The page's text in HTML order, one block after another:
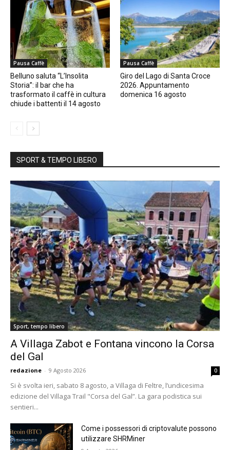
Pausa Caffè
Belluno saluta “L’Insolita
Storia”: il bar che ha
trasformato il caffè in cultura
chiude i battenti il 14 agosto
Pausa Caffè
Giro del Lago di Santa Croce
2026. Appuntamento
domenica 16 agosto
SPORT & TEMPO LIBERO
Sport, tempo libero
A Villaga Zabot e Fontana vincono la Corsa
del Gal
redazione - 9 Agosto 2026 0
Si è svolta ieri, sabato 8 agosto, a Villaga di Feltre, l’undicesima
edizione del Villaga Trail "Corsa del Gal”. La gara podistica sui
sentieri...
Come i possessori di criptovalute possono
utilizzare SHRMiner